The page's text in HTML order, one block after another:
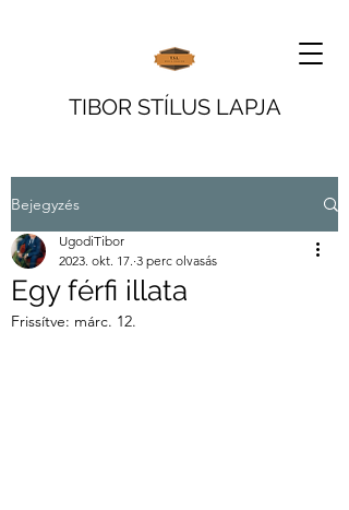
TIBOR STÍLUS LAPJA
Bejegyzés
Egy férfi illata
UgodiTibor
2023. okt. 17. 3 perc olvasás
Frissítve: márc. 12.